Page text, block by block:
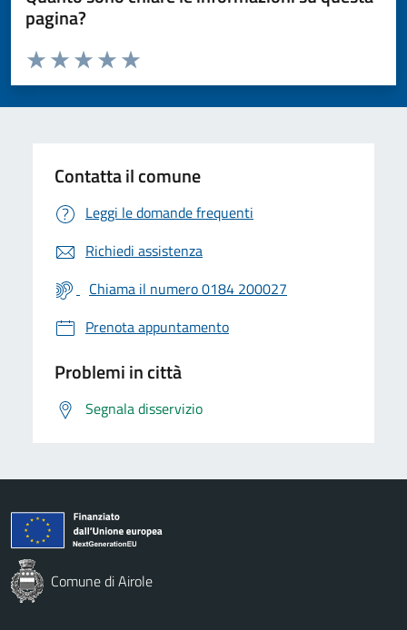
pagina?
Valuta da 1 a 5 stelle la pagina
Valuta 5 stelle su 5
Valuta 4 stelle su 5
Valuta 3 stelle su 5
Valuta 2 stelle su 5
Valuta 1 stelle su 5
Contatta il comune
Leggi le domande frequenti
Richiedi assistenza
Chiama il numero 0184 200027
Prenota appuntamento
Problemi in città
Segnala disservizio
Comune di Airole